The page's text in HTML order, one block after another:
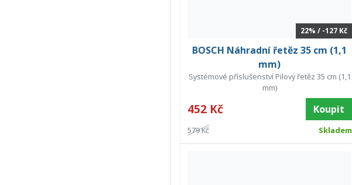
22% / -127 Kč
BOSCH Náhradní řetěz 35 cm (1,1
mm)
Systémové příslušenství Pilový řetěz 35 cm (1,1
mm)
452 Kč Koupit
579 Kč Skladem